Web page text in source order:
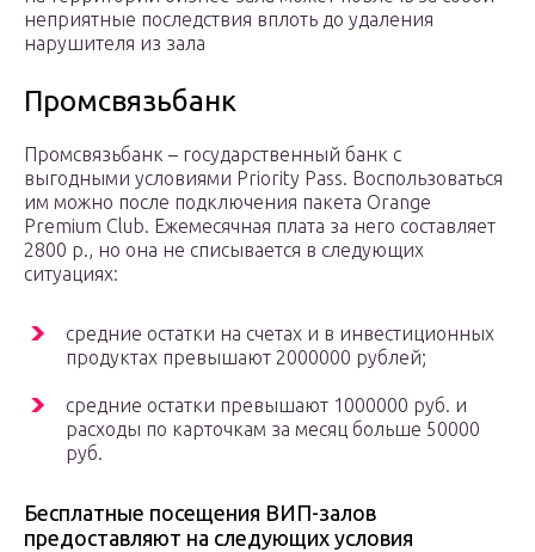
неприятные последствия вплоть до удаления
нарушителя из зала
Промсвязьбанк
Промсвязьбанк – государственный банк с
выгодными условиями Priority Pass. Воспользоваться
им можно после подключения пакета Orange
Premium Club. Ежемесячная плата за него составляет
2800 р., но она не списывается в следующих
ситуациях:
средние остатки на счетах и в инвестиционных
продуктах превышают 2000000 рублей;
средние остатки превышают 1000000 руб. и
расходы по карточкам за месяц больше 50000
руб.
Бесплатные посещения ВИП-залов
предоставляют на следующих условия